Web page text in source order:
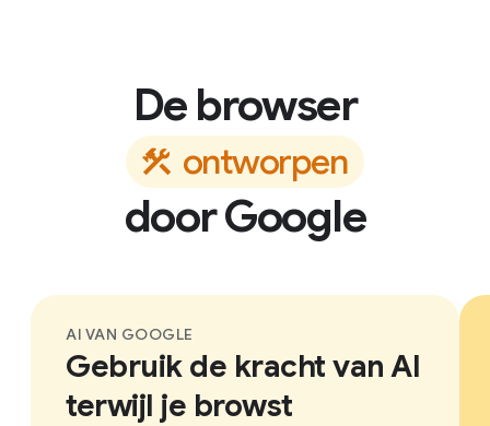
De browser
ontworpen
door Google
AI VAN GOOGLE
Gebruik de kracht van AI
terwijl je browst